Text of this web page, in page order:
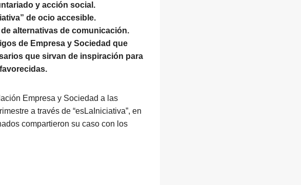
y acción social.
de ocio accesible.
alternativas de comunicación.
de Empresa y Sociedad que
que sirvan de inspiración para
Empresa y Sociedad a las
a través de “esLaIniciativa”, en
compartieron su caso con los